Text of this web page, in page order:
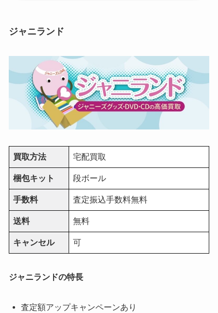
ジャニランド
買取方法 宅配買取
梱包キット 段ボール
手数料 査定振込手数料無料
送料 無料
キャンセル 可
ジャニランドの特長
査定額アップキャンペーンあり